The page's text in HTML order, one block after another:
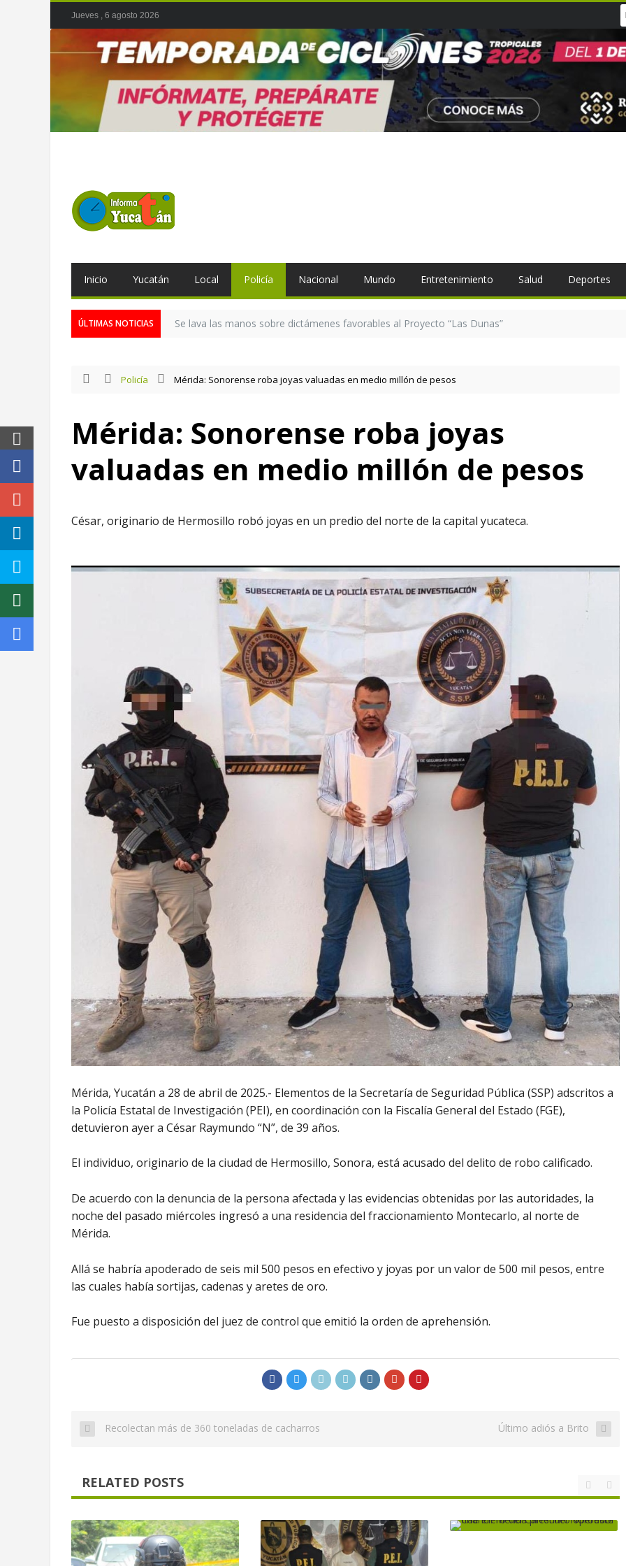
Jueves , 6 agosto 2026
Inicio Yucatán Local Policía Nacional Mundo Entretenimiento Salud Deportes
ÚLTIMAS NOTICIAS Se lava las manos sobre dictámenes favorables al Proyecto “Las Dunas”
Policía Mérida: Sonorense roba joyas valuadas en medio millón de pesos
Mérida: Sonorense roba joyas
valuadas en medio millón de pesos
César, originario de Hermosillo robó joyas en un predio del norte de la capital yucateca.
Mérida, Yucatán a 28 de abril de 2025.- Elementos de la Secretaría de Seguridad Pública (SSP) adscritos a
la Policía Estatal de Investigación (PEI), en coordinación con la Fiscalía General del Estado (FGE),
detuvieron ayer a César Raymundo “N”, de 39 años.
El individuo, originario de la ciudad de Hermosillo, Sonora, está acusado del delito de robo calificado.
De acuerdo con la denuncia de la persona afectada y las evidencias obtenidas por las autoridades, la
noche del pasado miércoles ingresó a una residencia del fraccionamiento Montecarlo, al norte de
Mérida.
Allá se habría apoderado de seis mil 500 pesos en efectivo y joyas por un valor de 500 mil pesos, entre
las cuales había sortijas, cadenas y aretes de oro.
Fue puesto a disposición del juez de control que emitió la orden de aprehensión.
Recolectan más de 360 toneladas de cacharros Último adiós a Brito
RELATED POSTS